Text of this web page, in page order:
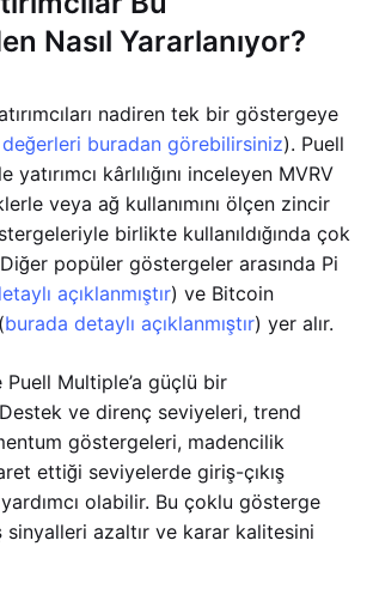
Nasıl Yararlanıyor?
nadiren tek bir göstergeye
buradan görebilirsiniz). Puell
kârlılığını inceleyen MVRV
veya ağ kullanımını ölçen zincir
birlikte kullanıldığında çok
popüler göstergeler arasında Pi
açıklanmıştır) ve Bitcoin
burada detaylı açıklanmıştır) yer alır.
Multiple’a güçlü bir
Destek ve direnç seviyeleri, trend
göstergeleri, madencilik
ettiği seviyelerde giriş-çıkış
olabilir. Bu çoklu gösterge
sinyalleri azaltır ve karar kalitesini